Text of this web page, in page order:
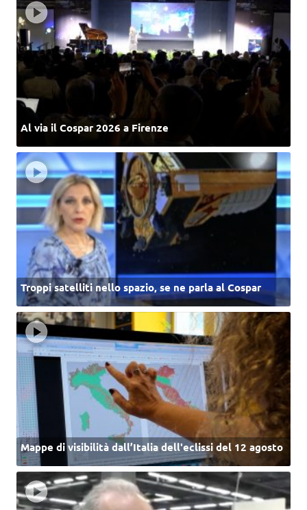
Al via il Cospar 2026 a Firenze
Troppi satelliti nello spazio, se ne parla al Cospar
Mappe di visibilità dall’Italia dell'eclissi del 12 agosto